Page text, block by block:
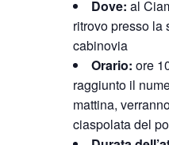
Dove: al
ritrovo presso la
cabinovia
Orario: ore
raggiunto il
mattina,
ciaspolata del